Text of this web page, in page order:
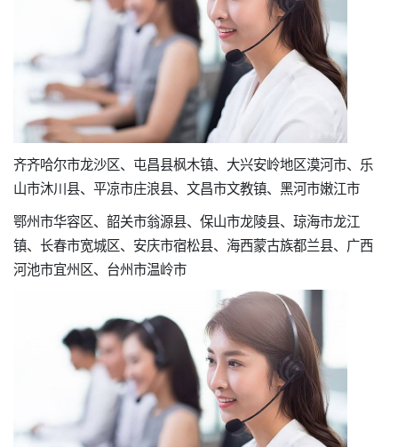
齐齐哈尔市龙沙区、屯昌县枫木镇、大兴安岭地区漠河市、乐
山市沐川县、平凉市庄浪县、文昌市文教镇、黑河市嫩江市
鄂州市华容区、韶关市翁源县、保山市龙陵县、琼海市龙江
镇、长春市宽城区、安庆市宿松县、海西蒙古族都兰县、广西
河池市宜州区、台州市温岭市